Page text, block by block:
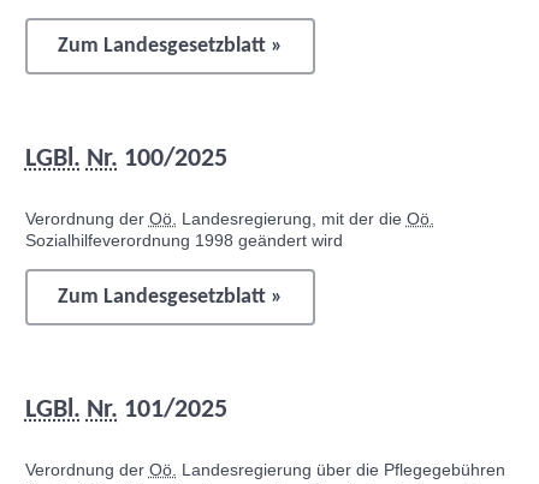
Zum Landesgesetzblatt »
LGBl. Nr. 100/2025
Verordnung der Oö. Landesregierung, mit der die Oö.
Sozialhilfeverordnung 1998 geändert wird
Zum Landesgesetzblatt »
LGBl. Nr. 101/2025
Verordnung der Oö. Landesregierung über die Pflegegebühren